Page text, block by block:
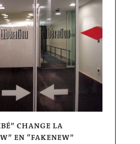
CHANGE LA
EN “FAKENEW”